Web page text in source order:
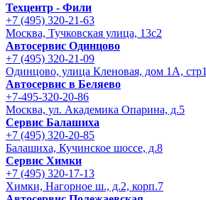
Техцентр - Фили
+7 (495) 320-21-63
Москва, Тучковская улица, 13с2
Автосервис Одинцово
+7 (495) 320-21-09
Одинцово, улица Кленовая, дом 1А, стр1
Автосервис в Беляево
+7-495-320-20-86
Москва, ул. Академика Опарина, д.5
Сервис Балашиха
+7 (495) 320-20-85
Балашиха, Кучинское шоссе, д.8
Сервис Химки
+7 (495) 320-17-13
Химки, Нагорное ш., д.2, корп.7